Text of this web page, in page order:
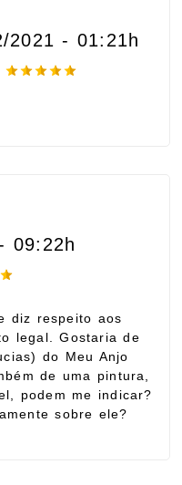
2021 - 01:21h
09:22h
diz respeito aos
legal. Gostaria de
do Meu Anjo
de uma pintura,
podem me indicar?
sobre ele?